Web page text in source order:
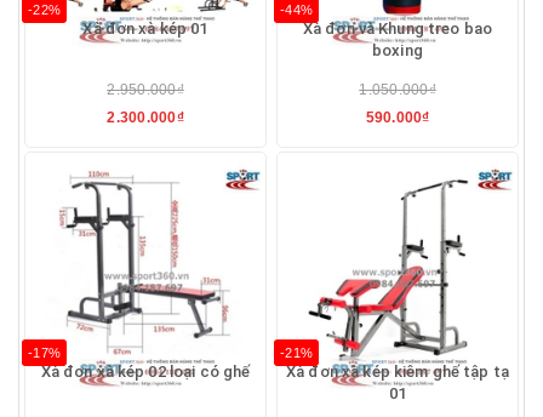
-22%
Xà đơn xà kép 01
2.950.000₫
2.300.000₫
-44%
Xà đơn và Khung treo bao
boxing
1.050.000₫
590.000₫
-17%
Xà đơn xà kép 02 loại có ghế
-21%
Xà đơn xà kép kiêm ghế tập tạ
01